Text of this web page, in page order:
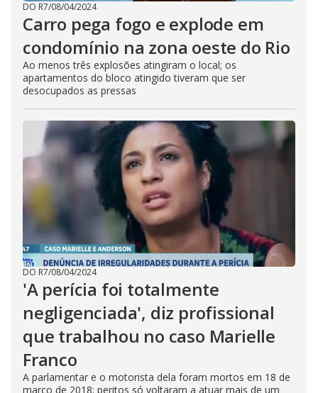
DO R7/08/04/2024
Carro pega fogo e explode em
condomínio na zona oeste do Rio
Ao menos três explosões atingiram o local; os
apartamentos do bloco atingido tiveram que ser
desocupados as pressas
DO R7/08/04/2024
'A perícia foi totalmente
negligenciada', diz profissional
que trabalhou no caso Marielle
Franco
A parlamentar e o motorista dela foram mortos em 18 de
março de 2018; peritos só voltaram a atuar mais de um